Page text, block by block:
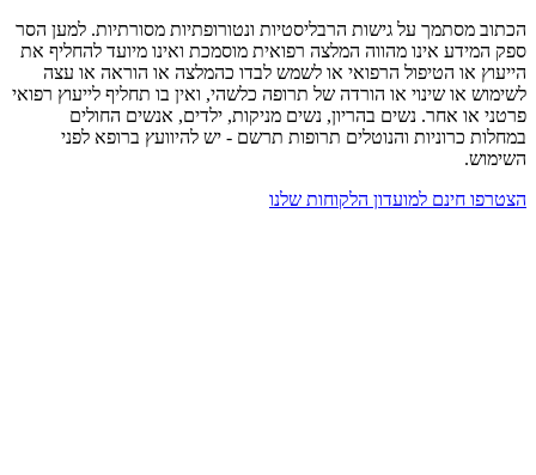
הכתוב מסתמך על גישות הרבליסטיות ונטורופתיות מסורתיות. למען הסר
ספק המידע אינו מהווה המלצה רפואית מוסמכת ואינו מיועד להחליף את
הייעוץ או הטיפול הרפואי או לשמש לבדו כהמלצה או הוראה או עצה
לשימוש או שינוי או הורדה של תרופה כלשהי, ואין בו תחליף לייעוץ רפואי
פרטני או אחר. נשים בהריון, נשים מניקות, ילדים, אנשים החולים
במחלות כרוניות והנוטלים תרופות תרשם - יש להיוועץ ברופא לפני
השימוש.
הצטרפו חינם למועדון הלקוחות שלנו